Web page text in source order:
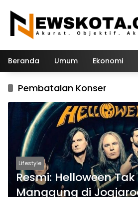
konten
Beranda Umum Ekonomi
Pembatalan Konser
Lifestyle
Resmi: Helloween
Manggung di